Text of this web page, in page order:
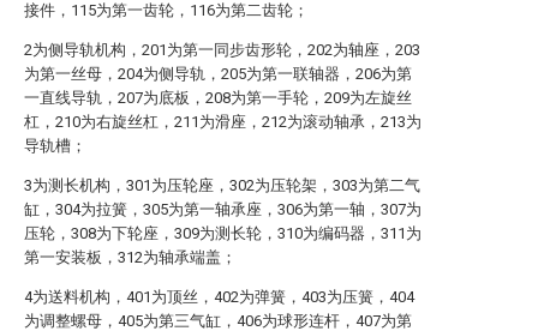
接件，115为第一齿轮，116为第二齿轮；
2为侧导轨机构，201为第一同步齿形轮，202为轴座，203
为第一丝母，204为侧导轨，205为第一联轴器，206为第
一直线导轨，207为底板，208为第一手轮，209为左旋丝
杠，210为右旋丝杠，211为滑座，212为滚动轴承，213为
导轨槽；
3为测长机构，301为压轮座，302为压轮架，303为第二气
缸，304为拉簧，305为第一轴承座，306为第一轴，307为
压轮，308为下轮座，309为测长轮，310为编码器，311为
第一安装板，312为轴承端盖；
4为送料机构，401为顶丝，402为弹簧，403为压簧，404
为调整螺母，405为第三气缸，406为球形连杆，407为第